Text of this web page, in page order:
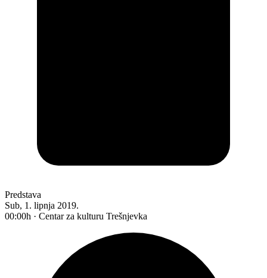
Predstava
Sub, 1. lipnja 2019.
00:00h · Centar za kulturu Trešnjevka